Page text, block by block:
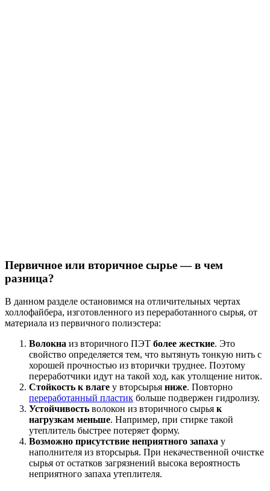
Первичное или вторичное сырье — в чем
разница?
В данном разделе остановимся на отличительных чертах
холлофайбера, изготовленного из переработанного сырья, от
материала из первичного полиэстера:
Волокна из вторичного ПЭТ более жесткие. Это
свойство определяется тем, что вытянуть тонкую нить с
хорошей прочностью из вторички труднее. Поэтому
переработчики идут на такой ход, как утолщение ниток.
Стойкость к влаге у вторсырья ниже. Повторно
переработанный пластик больше подвержен гидролизу.
Устойчивость волокон из вторичного сырья к
нагрузкам меньше. Например, при стирке такой
утеплитель быстрее потеряет форму.
Возможно присутствие неприятного запаха у
наполнителя из вторсырья. При некачественной очистке
сырья от остатков загрязнений высока вероятность
неприятного запаха утеплителя.